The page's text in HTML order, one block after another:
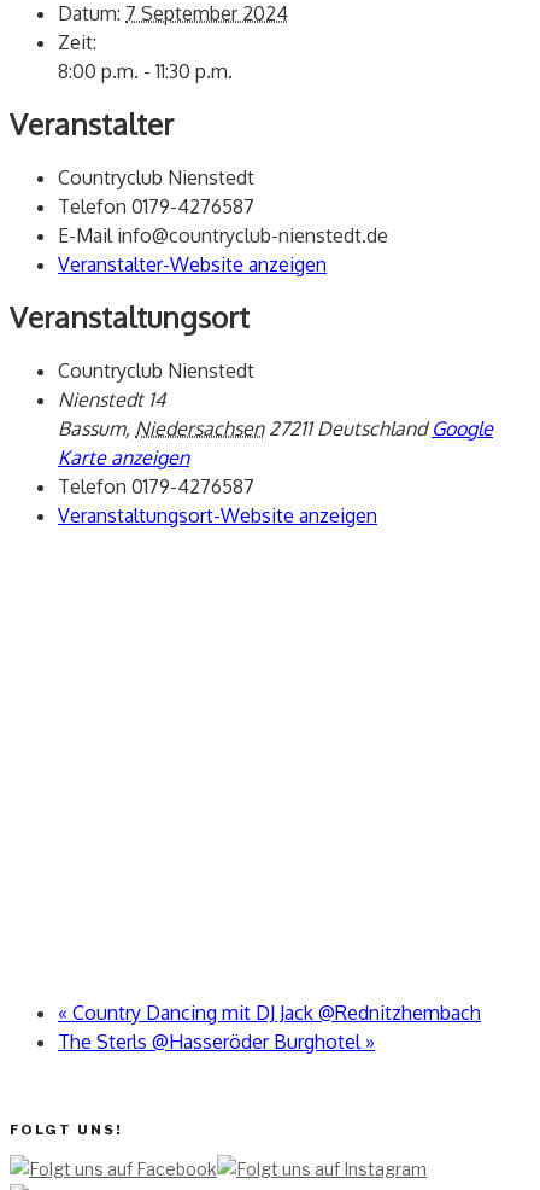
Datum: 7 September 2024
Zeit:
8:00 p.m. - 11:30 p.m.
Veranstalter
Countryclub Nienstedt
Telefon 0179-4276587
E-Mail info@countryclub-nienstedt.de
Veranstalter-Website anzeigen
Veranstaltungsort
Countryclub Nienstedt
Nienstedt 14
Bassum, Niedersachsen 27211 Deutschland Google
Karte anzeigen
Telefon 0179-4276587
Veranstaltungsort-Website anzeigen
« Country Dancing mit DJ Jack @Rednitzhembach
The Sterls @Hasseröder Burghotel »
FOLGT UNS!